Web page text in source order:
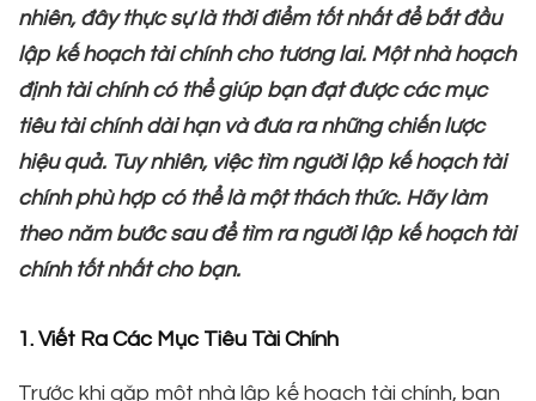
nhiên, đây thực sự là thời điểm tốt nhất để bắt đầu
lập kế hoạch tài chính cho tương lai. Một nhà hoạch
định tài chính có thể giúp bạn đạt được các mục
tiêu tài chính dài hạn và đưa ra những chiến lược
hiệu quả. Tuy nhiên, việc tìm người lập kế hoạch tài
chính phù hợp có thể là một thách thức. Hãy làm
theo năm bước sau để tìm ra người lập kế hoạch tài
chính tốt nhất cho bạn.
1. Viết Ra Các Mục Tiêu Tài Chính
Trước khi gặp một nhà lập kế hoạch tài chính, bạn